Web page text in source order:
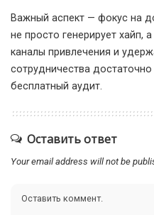
Важный аспект — фокус на
не просто генерирует хайп,
каналы привлечения и
сотрудничества достаточно
бесплатный аудит.
Оставить ответ
Your email address will not be